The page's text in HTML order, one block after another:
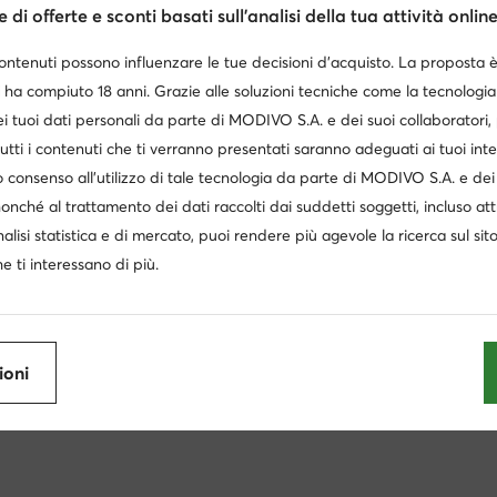
attuale
€
-10%
69,99€
Prezzo
42,99€
Sneakers basse uomo Lacoste
574 uomo
Balance 530 uomo Sneakers rosse uomo
di offerte e sconti basati sull’analisi della tua attività
possono influenzare le tue decisioni d’acquisto. La proposta
compiuto 18 anni. Grazie alle soluzioni tecniche come la
tuoi dati personali da parte di MODIVO S.A. e dei suoi collaboratori,
i contenuti che ti verranno presentati saranno adeguati ai tuoi
consenso all’utilizzo di tale tecnologia da parte di MODIVO S.A. e
al trattamento dei dati raccolti dai suddetti soggetti, incluso
statistica e di mercato, puoi rendere più agevole la ricerca sul
ti interessano di più.